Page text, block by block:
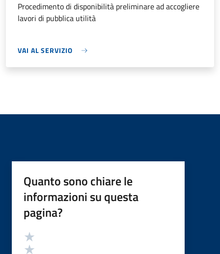
Procedimento di disponibilità preliminare ad accogliere
lavori di pubblica utilità
VAI AL SERVIZIO
Quanto sono chiare le
informazioni su questa
pagina?
Valutazione